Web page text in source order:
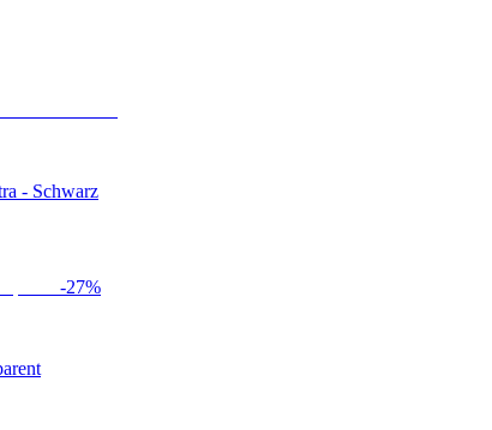
- Schwarz
-27%